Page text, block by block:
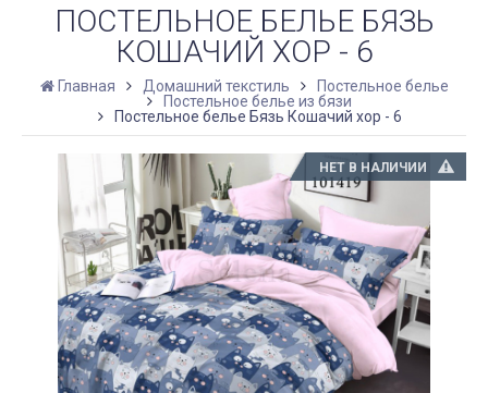
ПОСТЕЛЬНОЕ БЕЛЬЕ БЯЗЬ
КОШАЧИЙ ХОР - 6
Главная Домашний текстиль
Постельное белье
Постельное белье из бязи
Постельное белье Бязь Кошачий хор - 6
НЕТ В НАЛИЧИИ